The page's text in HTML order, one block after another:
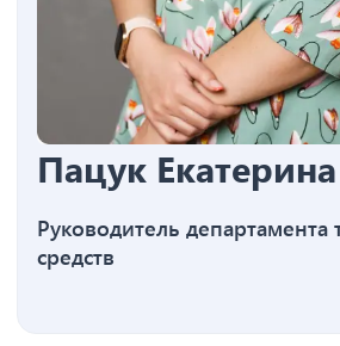
Пацук Екатерина
Руководитель департамента
средств